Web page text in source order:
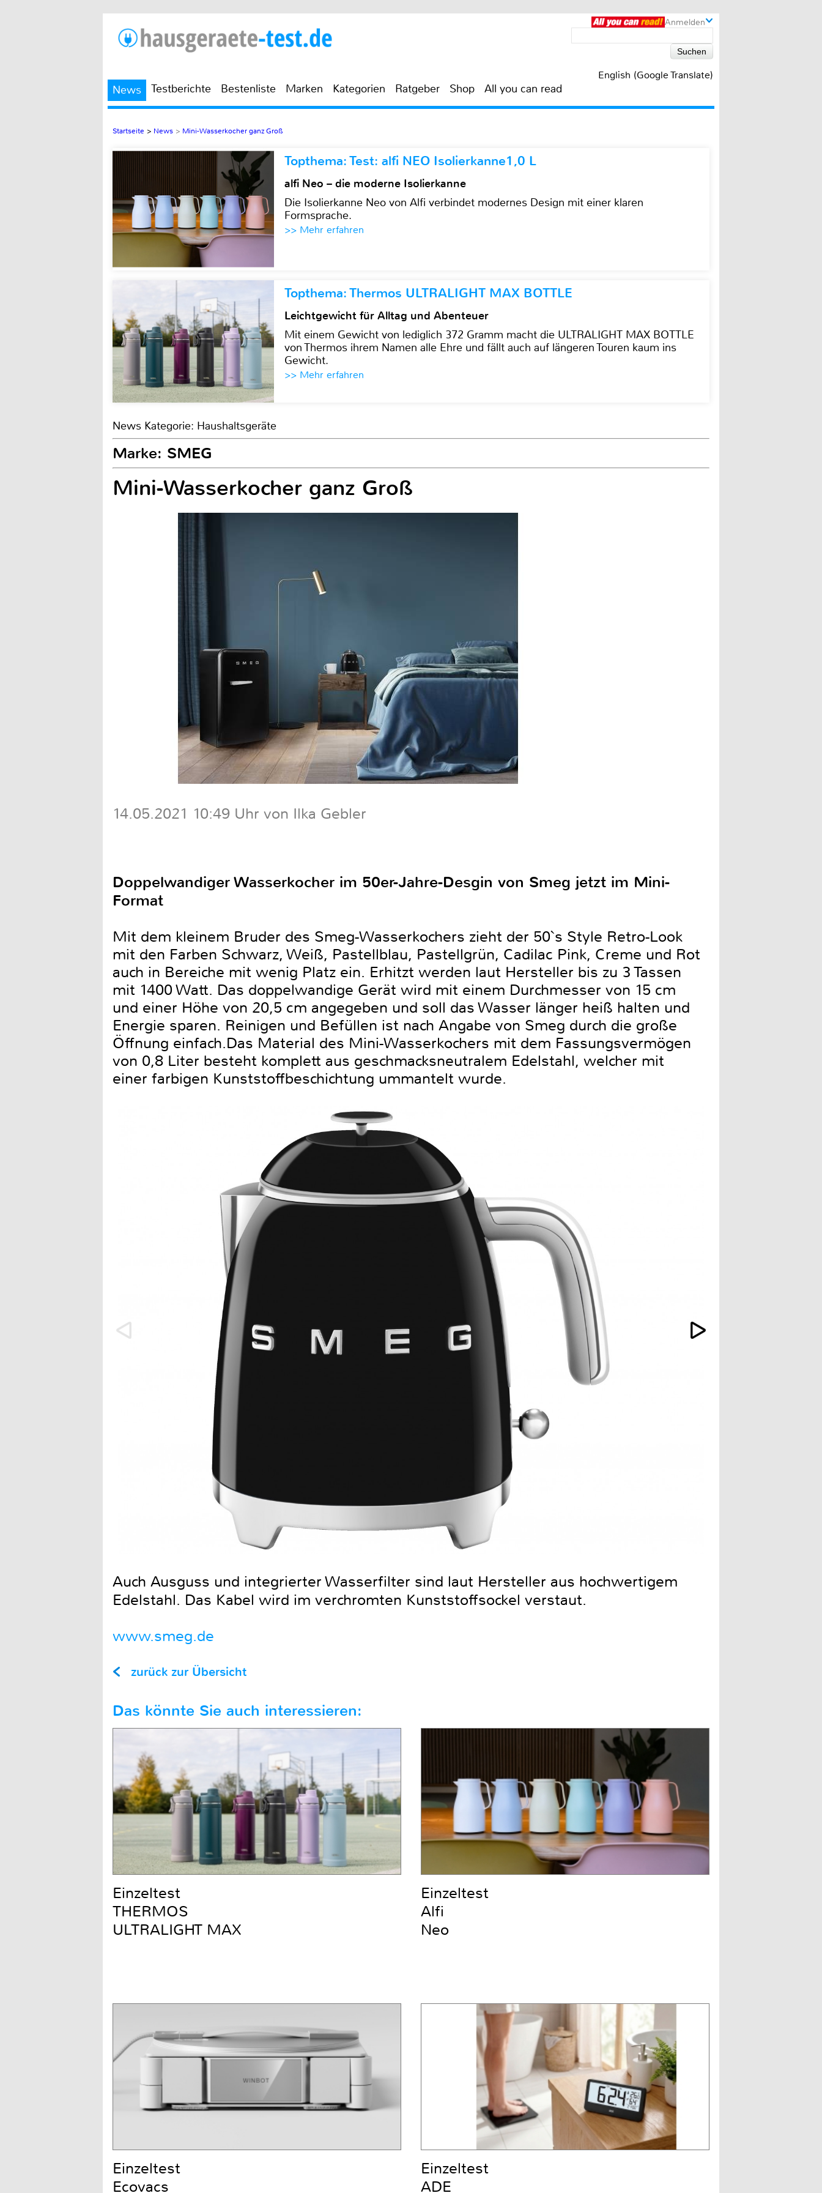
Anmelden
English (Google Translate)
News Testberichte Bestenliste Marken Kategorien Ratgeber Shop All you can read
Startseite > News > Mini-Wasserkocher ganz Groß
Topthema: Test: alfi NEO Isolierkanne1,0 L
alfi Neo – die moderne Isolierkanne
Die Isolierkanne Neo von Alfi verbindet modernes Design mit einer klaren
Formsprache.
>> Mehr erfahren
Topthema: Thermos ULTRALIGHT MAX BOTTLE
Leichtgewicht für Alltag und Abenteuer
Mit einem Gewicht von lediglich 372 Gramm macht die ULTRALIGHT MAX BOTTLE
von Thermos ihrem Namen alle Ehre und fällt auch auf längeren Touren kaum ins
Gewicht.
>> Mehr erfahren
News Kategorie: Haushaltsgeräte
Marke: SMEG
Mini-Wasserkocher ganz Groß
14.05.2021 10:49 Uhr von Ilka Gebler
Doppelwandiger Wasserkocher im 50er-Jahre-Desgin von Smeg jetzt im Mini-
Format
Mit dem kleinem Bruder des Smeg-Wasserkochers zieht der 50`s Style Retro-Look
mit den Farben Schwarz, Weiß, Pastellblau, Pastellgrün, Cadilac Pink, Creme und Rot
auch in Bereiche mit wenig Platz ein. Erhitzt werden laut Hersteller bis zu 3 Tassen
mit 1400 Watt. Das doppelwandige Gerät wird mit einem Durchmesser von 15 cm
und einer Höhe von 20,5 cm angegeben und soll das Wasser länger heiß halten und
Energie sparen. Reinigen und Befüllen ist nach Angabe von Smeg durch die große
Öffnung einfach.Das Material des Mini-Wasserkochers mit dem Fassungsvermögen
von 0,8 Liter besteht komplett aus geschmacksneutralem Edelstahl, welcher mit
einer farbigen Kunststoffbeschichtung ummantelt wurde.
Auch Ausguss und integrierter Wasserfilter sind laut Hersteller aus hochwertigem
Edelstahl. Das Kabel wird im verchromten Kunststoffsockel verstaut.
www.smeg.de
zurück zur Übersicht
Das könnte Sie auch interessieren:
Einzeltest
THERMOS
ULTRALIGHT MAX
Einzeltest
Alfi
Neo
Einzeltest
Ecovacs
Einzeltest
ADE